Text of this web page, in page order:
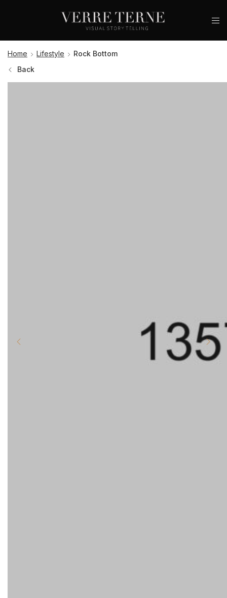
Home Lifestyle
Rock Bottom
Back